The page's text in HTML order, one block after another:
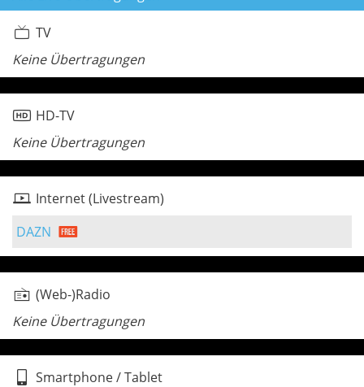
TV
Keine Übertragungen
HD-TV
Keine Übertragungen
Internet (Livestream)
DAZN
(Web-)Radio
Keine Übertragungen
Smartphone / Tablet